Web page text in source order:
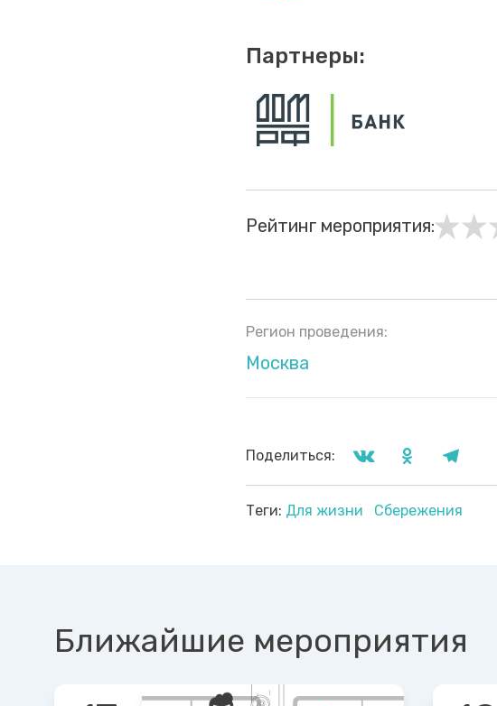
Партнеры:
Рейтинг мероприятия:
Регион проведения:
Москва
Поделиться:
Теги: Для жизни Сбережения
Ближайшие мероприятия